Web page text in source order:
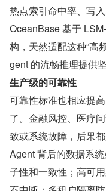
热点索引命中率、写
OceanBase 基于
构，天然适配这种“高
gent 的流畅推理提供
生产级的可靠性
可靠性标准也相应提
了。金融风控、医疗
致或系统故障，后果
Agent 背后的数据系
子性和一致性；高可